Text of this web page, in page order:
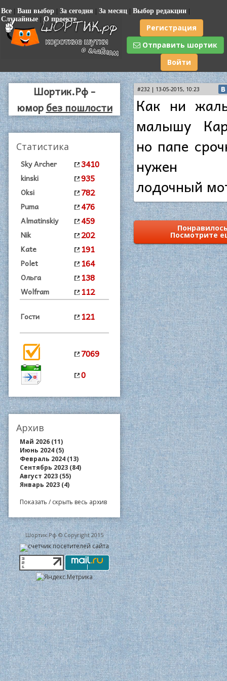
Все | Ваш выбор | За сегодня | За месяц | Выбор редакции |
Случайные | О проекте
Регистрация
Отправить шортик
Войти
Шортик.Рф -
юморбез пошлости
Статистика
Sky Archer 3410
kinski 935
Oksi 782
Puma 476
Almatinskiy 459
Nik 202
Kate 191
Polet 164
Ольга 138
Wolfram 112
Гости 121
7069
0
Архив
Май 2026 (11)
Июнь 2024 (5)
Февраль 2024 (13)
Сентябрь 2023 (84)
Август 2023 (55)
Январь 2023 (4)
Показать / скрыть весь архив
Шортик.Рф © Copyright 2015
#232 | 13-05-2015, 10:23
Как ни
малышу
но папе
нужен
лодочный
Посмотрите